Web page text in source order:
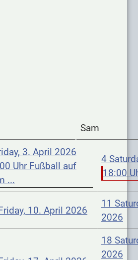
Sam
3. April 2026
Uhr Fußball auf
...
4
18:00
10. April 2026
11
2026
18
2026